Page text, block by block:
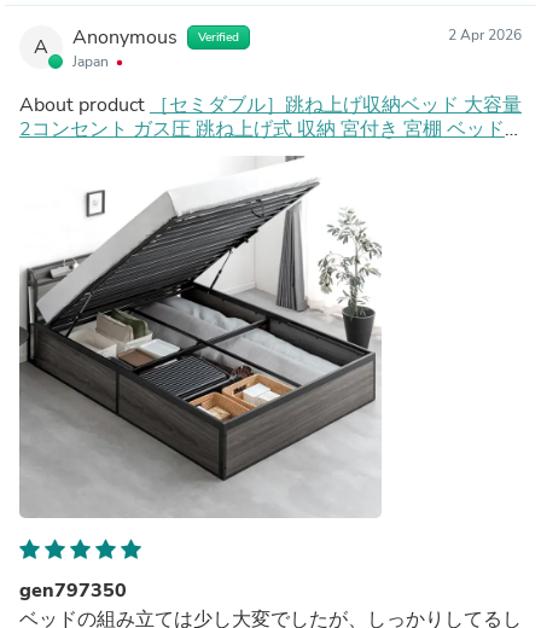
A Anonymous Verified
Japan
2 Apr 2026
About product
［セミダブル］跳ね上げ収納ベッド 大容量
2コンセント ガス圧 跳ね上げ式 収納 宮付き 宮棚 ベッド
フレーム スチールベッド〔17620031〕
gen797350
ベッドの組み立ては少し大変でしたが、しっかりしてるし